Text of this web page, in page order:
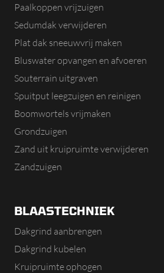
Paalkoppen vrijzuigen
Sedumdak verwijderen
Plat dak sneeuwvrij maken
Bluswater opvangen en afvoeren
Souterrain uitgraven
Spuitput leegzuigen en reinigen
Boomwortels vrijmaken
Grondzuigen
Zand uit kruipruimte verwijderen
Zandzuigen
BLAASTECHNIEK
Dakgrind aanbrengen
Dakgrind kubelen
Kruipruimte ophogen